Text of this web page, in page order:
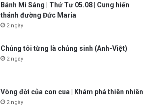
Bánh Mì Sáng | Thứ Tư 05.08 | Cung hiến
thánh đường Đức Maria
2 ngày
Chúng tôi từng là chủng sinh (Anh-Việt)
2 ngày
Vòng đời của con cua | Khám phá thiên nhiên
2 ngày